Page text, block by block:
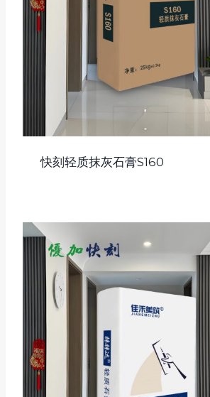
快刻轻质抹灰石膏S160